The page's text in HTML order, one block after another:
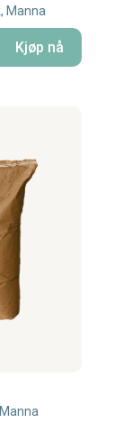
Manna
Kjøp nå